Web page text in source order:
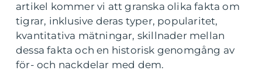
artikel kommer vi att granska olika fakta om
tigrar, inklusive deras typer, popularitet,
kvantitativa mätningar, skillnader mellan
dessa fakta och en historisk genomgång av
för- och nackdelar med dem.